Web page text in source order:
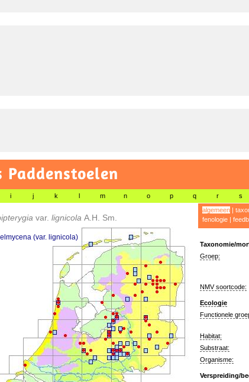
i j k l m n o p q r s
var. lignicola A.H. Sm.
(var. lignicola)
algemeen|
fenologie|
Taxonomie/
Groep:
NMV soortcode:
Ecologie
Functionele
Habitat:
Substraat:
Organisme:
Verspreiding/